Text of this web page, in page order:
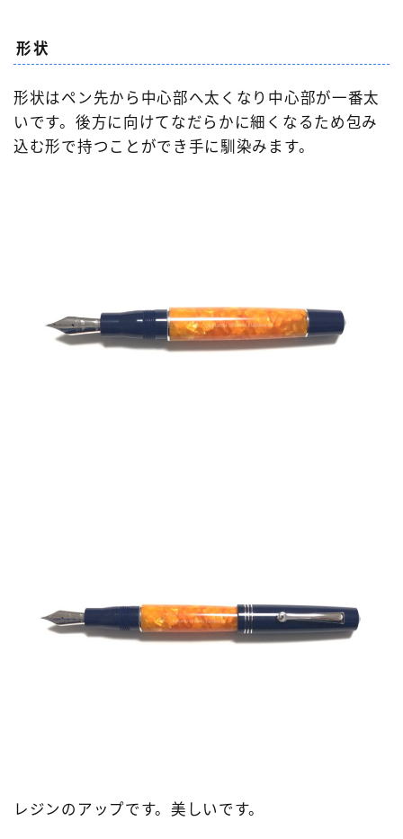
形状
形状はペン先から中心部へ太くなり中心部が一番太
いです。後方に向けてなだらかに細くなるため包み
込む形で持つことができ手に馴染みます。
レジンのアップです。美しいです。